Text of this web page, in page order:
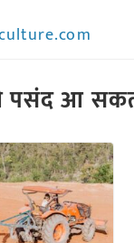
पसंद आ